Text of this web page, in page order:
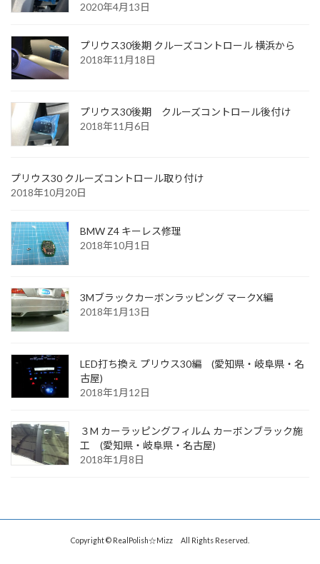
2020年4月13日
プリウス30後期 クルーズコントロール 横浜から
2018年11月18日
プリウス30後期 クルーズコントロール後付け
2018年11月6日
プリウス30 クルーズコントロール取り付け
2018年10月20日
BMW Z4 キーレス修理
2018年10月1日
3Mブラックカーボンラッピング マークX編
2018年1月13日
LED打ち換え プリウス30編 (愛知県・岐阜県・名
古屋)
2018年1月12日
３M カーラッピングフィルム カーボンブラック施
工 (愛知県・岐阜県・名古屋)
2018年1月8日
Copyright © RealPolish☆Mizz All Rights Reserved.